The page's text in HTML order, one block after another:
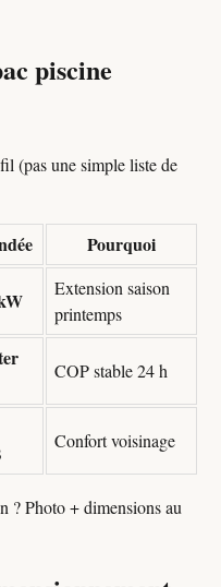
piscine
(pas une simple liste de
Pourquoi
Extension saison
printemps
COP stable 24 h
Confort voisinage
? Photo + dimensions au